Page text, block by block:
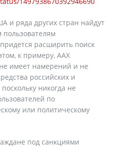
и ряда других стран найдут
пользователям
расширить поиск
к примеру, AAX
не имеет намерений и не
российских и
никогда не
по
или политическому
под санкциями